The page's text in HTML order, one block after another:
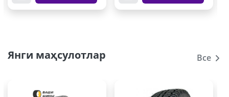
Янги маҳсулотлар Все